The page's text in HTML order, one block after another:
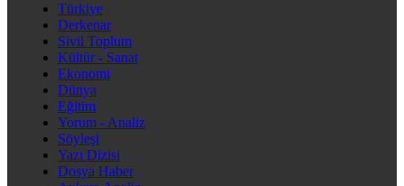
Türkiye
Derkenar
Sivil Toplum
Kültür - Sanat
Ekonomi
Dünya
Eğitim
Yorum - Analiz
Söyleşi
Yazı Dizisi
Dosya Haber